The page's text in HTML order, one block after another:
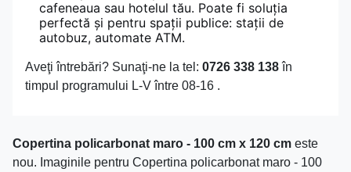
cafeneaua sau hotelul tău. Poate fi soluția
perfectă și pentru spații publice: stații de
autobuz, automate ATM.
Aveţi întrebări? Sunaţi-ne la tel: 0726 338 138în
timpul programului L-V între 08-16 .
Copertina policarbonat maro - 100 cm x 120 cm este
nou. Imaginile pentru Copertina policarbonat maro - 100